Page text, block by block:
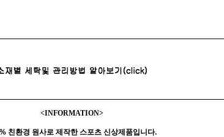
<INFORMATION>
친환경 원사로 제작한 스포츠 신상제품입니다.